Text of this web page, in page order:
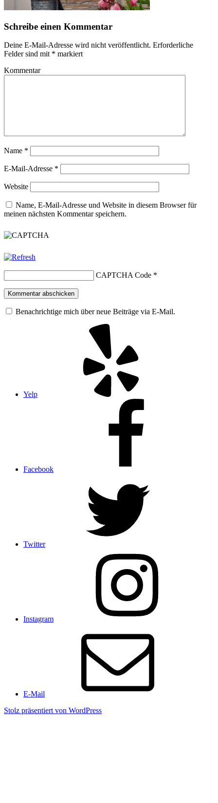
Schreibe einen Kommentar
Deine E-Mail-Adresse wird nicht veröffentlicht. Erforderliche
Felder sind mit * markiert
Kommentar
Name *
E-Mail-Adresse *
Website
Name, E-Mail-Adresse und Website in diesem Browser für
meinen nächsten Kommentar speichern.
CAPTCHA Code *
Benachrichtige mich über neue Beiträge via E-Mail.
Yelp
Facebook
Twitter
Instagram
E-Mail
Stolz präsentiert von WordPress